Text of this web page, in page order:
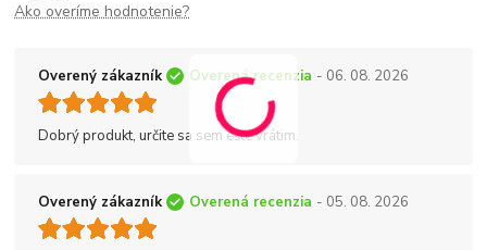
Ako overíme hodnotenie?
Overený zákazník Overená recenzia - 06. 08. 2026
Dobrý produkt, určite sa sem ešte vrátim.
Overený zákazník Overená recenzia - 05. 08. 2026